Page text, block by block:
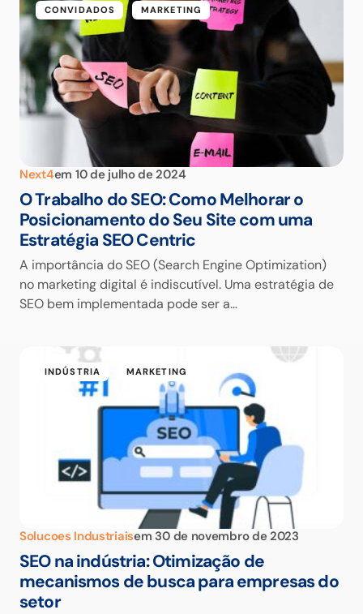
CONVIDADOS MARKETING
Next4em 10 de julho de 2024
O Trabalho do SEO: Como Melhorar o
Posicionamento do Seu Site com uma
Estratégia SEO Centric
A importância do SEO (Search Engine Optimization)
no marketing digital é indiscutível. Uma estratégia de
SEO bem implementada pode ser a…
INDÚSTRIA MARKETING
Solucoes Industriaisem 30 de novembro de 2023
SEO na indústria: Otimização de
mecanismos de busca para empresas do
setor